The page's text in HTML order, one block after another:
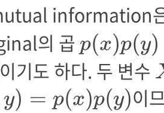
의 곱 p(x)p(y)
p(x)p(y)
기도 하다. 두 변수
y) = p(x)p(y)
y)=p(x)p(y)
이